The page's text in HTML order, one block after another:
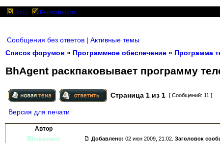
Вход Регистрация
Сообщения без ответов | Активные темы
Список форумов » Программное обеспечение » Программа
BhAgent раскпаковывает программу
Страница 1 из 1 [ Сообщений: 11 ]
Версия для печати
Автор
Bluesmen Добавлено: 02 июн 2009, 21:02. Заголовок